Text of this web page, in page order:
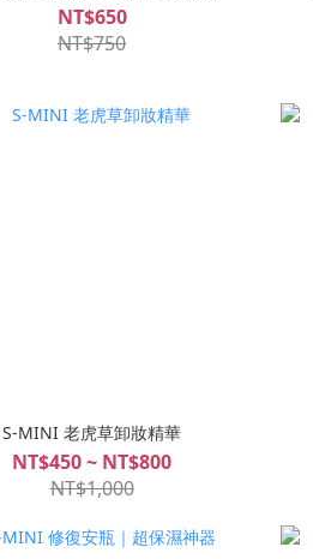
NT$650
NT$750
S-MINI 老虎草卸妝精華
NT$450 ~ NT$800
NT$1,000